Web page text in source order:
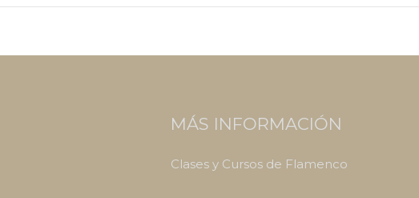
MÁS INFORMACIÓN
Clases y Cursos de Flamenco